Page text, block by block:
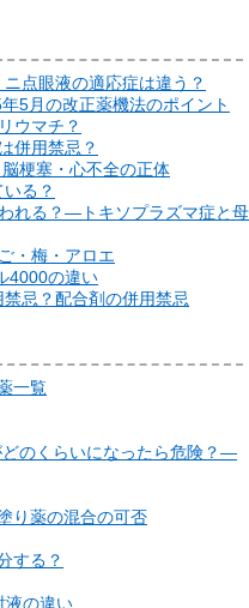
点眼液の適応症は違う？
5月の改正薬機法のポイント
ウマチ？
併用禁忌？
梗塞・心不全の正体
る？
れる？―トキソプラズマ症と母
・梅・アロエ
4000の違い
忌？配合剤の併用禁忌
一覧
のくらいになったら危険？―
り薬の混合の可否
する？
液の違い